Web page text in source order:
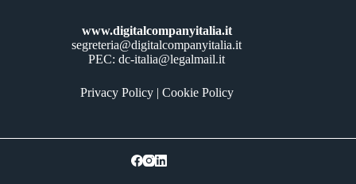
www.digitalcompanyitalia.it
segreteria@digitalcompanyitalia.it
PEC: dc-italia@legalmail.it
Privacy Policy| Cookie Policy